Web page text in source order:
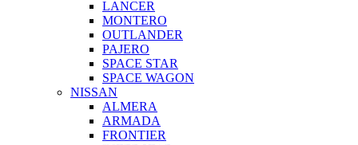
LANCER
MONTERO
OUTLANDER
PAJERO
SPACE STAR
SPACE WAGON
NISSAN
ALMERA
ARMADA
FRONTIER